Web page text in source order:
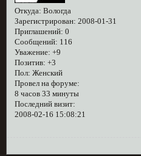
Откуда: Вологда
Зарегистрирован: 2008-01-31
Приглашений: 0
Сообщений: 116
Уважение: +9
Позитив: +3
Пол: Женский
Провел на форуме:
8 часов 33 минуты
Последний визит:
2008-02-16 15:08:21